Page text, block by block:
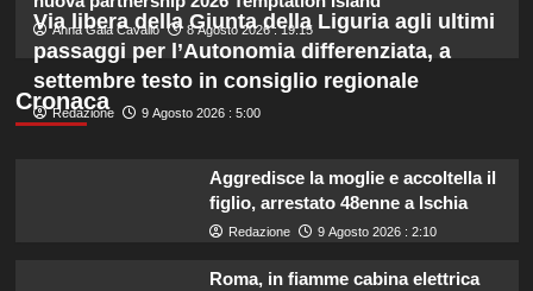
3
primo post dopo la crisi.
Rosanna Siino di Uomini e Donne:
sfogo contro gli haters dopo la foto
Irina Shayk svela la sua estate tra
scatti incredibili.
Anna Gaia Cavallo 8 Agosto 2026 : 19:15
Cronaca
Via libera della Giunta della Liguria agli ultimi
passaggi per l’Autonomia differenziata, a
settembre testo in consiglio regionale
Redazione 9 Agosto 2026 : 5:00
Aggredisce la moglie e accoltella il
figlio, arrestato 48enne a Ischia
Redazione 9 Agosto 2026 : 2:10
Roma, in fiamme cabina elettrica